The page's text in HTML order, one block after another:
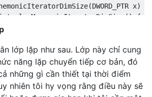
(DWORD_PTR x)
MnemonicIteratorDimSize () {
wchar_t *end () { return m_end
wchar_t *get(int i) { return
int ItemSize return
int ItemCount() { return
lớp lặp như sau. Lớp này chỉ cung
năng lặp chuyển tiếp cơ bản, đó
những gì cần thiết tại thời điểm
nhiên tôi hy vọng rằng điều này sẽ